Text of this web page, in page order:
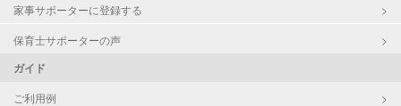
家事サポーターに登録する
保育士サポーターの声
ガイド
ご利用例